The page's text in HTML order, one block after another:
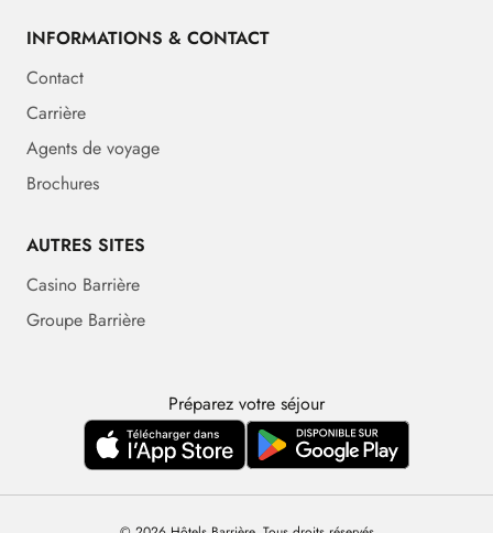
INFORMATIONS & CONTACT
Contact
Carrière
Agents de voyage
Brochures
AUTRES SITES
Casino Barrière
Groupe Barrière
Préparez votre séjour